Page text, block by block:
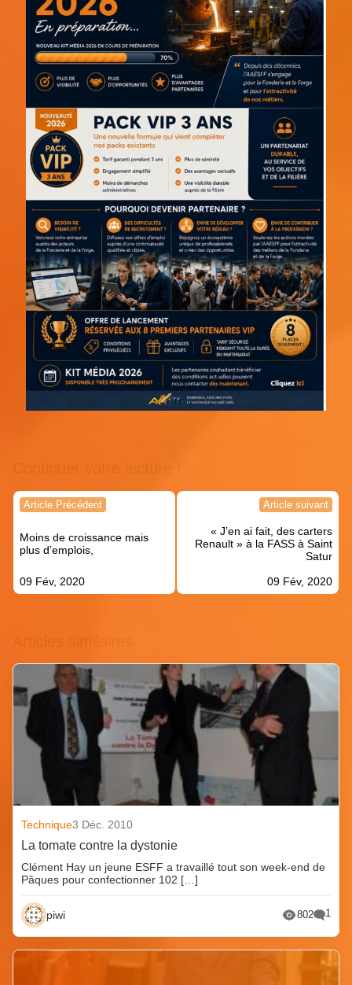
Navigation
l’article
Article Précédent
Moins de croissance mais
plus d’emplois,
09 Fév, 2020
Article suivant
« J’en ai fait, des carters
Renault » à la FASS à Saint
Satur
09 Fév, 2020
Technique3 Déc. 2010
La tomate contre la dystonie
Clément Hay un jeune ESFF a travaillé tout son week-end de
Pâques pour confectionner 102 […]
piwi 802 1